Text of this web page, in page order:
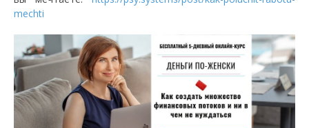
mechti